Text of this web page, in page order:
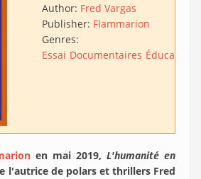
Author: Fred Vargas
Publisher: Flammarion
Genres:
Essai Documentaires Éducatif
en mai 2019, L'humanité en
l'autrice de polars et thrillers Fred